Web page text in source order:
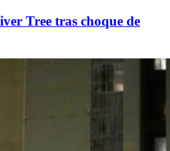
Tree tras choque de